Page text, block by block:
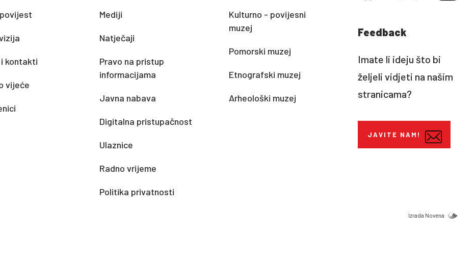
kontakti
vijeće
Mediji
Natječaji
Pravo na pristup
informacijama
Javna nabava
Digitalna pristupačnost
Ulaznice
Radno vrijeme
Politika privatnosti
Kulturno - povijesni
muzej
Pomorski muzej
Etnografski muzej
Arheološki muzej
Feedback
Imate li ideju što bi
željeli vidjeti na našim
stranicama?
JAVITE NAM!
Izrada Novena